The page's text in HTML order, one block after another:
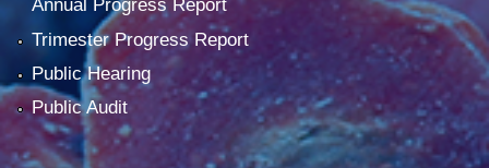
Annual Progress Report
Trimester Progress Report
Public Hearing
Public Audit